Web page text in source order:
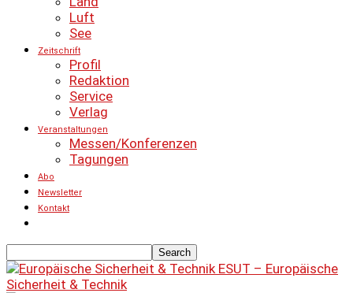
Luft
See
Zeitschrift
Profil
Redaktion
Service
Verlag
Veranstaltungen
Messen/Konferenzen
Tagungen
Abo
Newsletter
Kontakt
ESUT – Europäische
Sicherheit & Technik